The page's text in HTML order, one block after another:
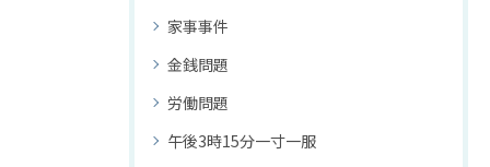
家事事件
金銭問題
労働問題
午後3時15分一寸一服